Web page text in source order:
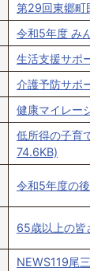
第29回東郷町
令和5年度 み
生活支援サポ
介護予防サポ
健康マイレー
低所得の子育
74.6KB)
令和5年度の
65歳以上の皆
NEWS119尾